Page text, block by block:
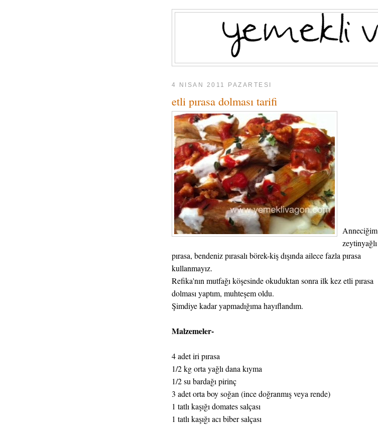
4 NISAN 2011 PAZARTESI
etli pırasa dolması tarifi
Anneciğim
zeytinyağlı
pırasa, bendeniz pırasalı börek-kiş dışında ailece fazla pırasa
kullanmayız.
Refika'nın mutfağı köşesinde okuduktan sonra ilk kez etli pırasa
dolması yaptım, muhteşem oldu.
Şimdiye kadar yapmadığıma hayıflandım.
Malzemeler-
4 adet iri pırasa
1/2 kg orta yağlı dana kıyma
1/2 su bardağı pirinç
3 adet orta boy soğan (ince doğranmış veya rende)
1 tatlı kaşığı domates salçası
1 tatlı kaşığı acı biber salçası